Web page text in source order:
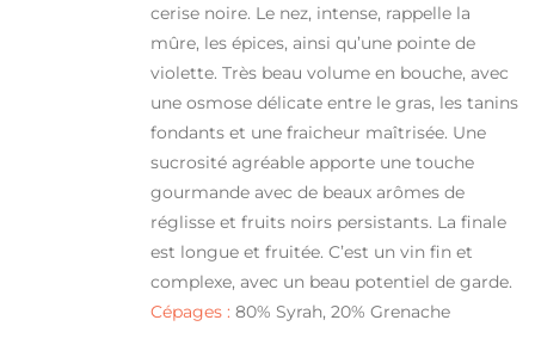
cerise noire. Le nez, intense, rappelle la
mûre, les épices, ainsi qu’une pointe de
violette. Très beau volume en bouche, avec
une osmose délicate entre le gras, les tanins
fondants et une fraicheur maîtrisée. Une
sucrosité agréable apporte une touche
gourmande avec de beaux arômes de
réglisse et fruits noirs persistants. La finale
est longue et fruitée. C’est un vin fin et
complexe, avec un beau potentiel de garde.
Cépages : 80% Syrah, 20% Grenache